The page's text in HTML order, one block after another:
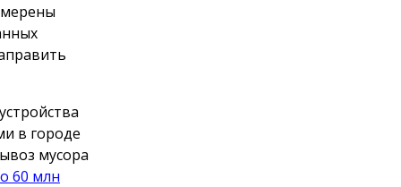
в городе
мусора
60 млн